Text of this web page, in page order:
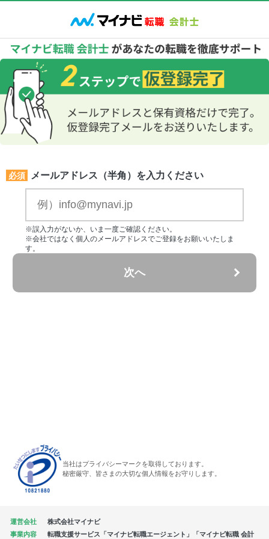
必須 メールアドレス（半角）を入力ください
※誤入力がないか、いま一度ご確認ください。
※会社ではなく個人のメールアドレスでご登録をお願いいたしま
す。
次へ
当社はプライバシーマークを取得しております。
秘密厳守、皆さまの大切な個人情報をお守りします。
運営会社
株式会社マイナビ
事業内容
転職支援サービス「マイナビ転職エージェント」「マイナビ転職 会計